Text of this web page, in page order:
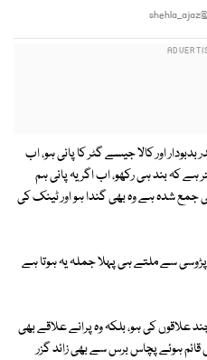
بدبودار اور کالا جیسے گٹر کا پانی ہو، اب
ہے کہ بند ہی رکھو، اب اگر یہ پانی ہم
جمع شدہ ہے وہ بھی گندا ہو اور ٹینک کی
سے ملتے ہی پہلا جملہ یہ ہوتا ہے
علاقوں کی ہو، بلکہ وہ پرانے علاقے بھی
ہوئے پچاس برس سے بھی زائد گزر